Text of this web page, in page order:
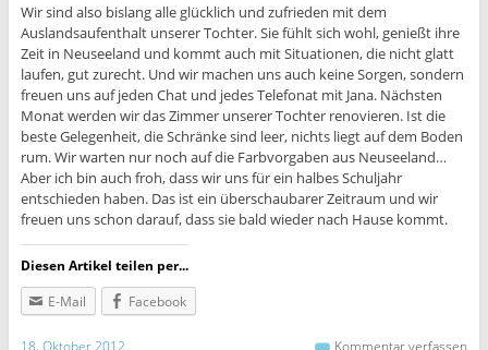
Wir sind also bislang alle glücklich und zufrieden mit dem
Auslandsaufenthalt unserer Tochter. Sie fühlt sich wohl, genießt ihre
Zeit in Neuseeland und kommt auch mit Situationen, die nicht glatt
laufen, gut zurecht. Und wir machen uns auch keine Sorgen, sondern
freuen uns auf jeden Chat und jedes Telefonat mit Jana. Nächsten
Monat werden wir das Zimmer unserer Tochter renovieren. Ist die
beste Gelegenheit, die Schränke sind leer, nichts liegt auf dem Boden
rum. Wir warten nur noch auf die Farbvorgaben aus Neuseeland…
Aber ich bin auch froh, dass wir uns für ein halbes Schuljahr
entschieden haben. Das ist ein überschaubarer Zeitraum und wir
freuen uns schon darauf, dass sie bald wieder nach Hause kommt.
Diesen Artikel teilen per...
E-Mail
Facebook